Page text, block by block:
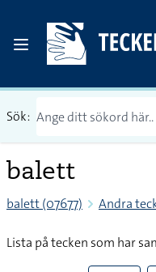
Sök:
balett
balett (07677) Andra
Lista på tecken som har